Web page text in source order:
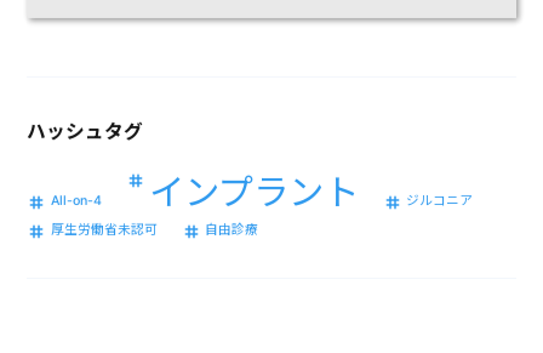
ハッシュタグ
All-on-4 インプラント
ジルコニア
厚生労働省未認可
自由診療